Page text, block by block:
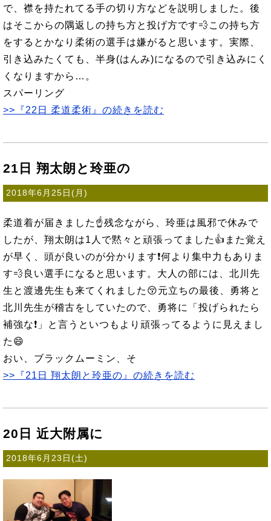
で、襟を持たれてる手の切り方などを説明しました。後
はそこからの隅返しの持ち方と投げ方です💨この持ち方
をするとかなり柔術の選手は嫌がると思います。実際、
引き込みたくても、半身(はんみ)になるので引き込みにく
くなりますから…。
スパーリング
>>『22日 柔道柔術』の続きを読む
21日 翔太朗と玲亜の
2018年6月25日(月)
柔道着が届きました☝残念ながら、玲亜は風邪で休みで
したが、翔太朗は1人で黙々と頑張ってました👍また覚え
が早く、頭が良いのが分かります❗何より集中力もありま
す💨良い選手になると思います。大人の部には、北川先
生と渡邊先生も来てくれました😚元立ちの最後、勇将と
北川先生が稽古をしていたので、勇将に「投げられたら
補強な❗」と言うといつもより頑張ってるように見えまし
た😄
おい、ブラックムーミン、そ
>>『21日 翔太朗と玲亜の』の続きを読む
20日 近大附属に
2018年6月23日(土)